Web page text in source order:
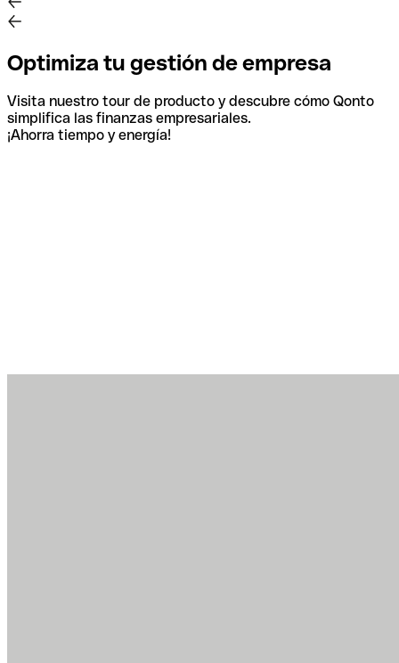
Optimiza tu gestión de empresa
Visita nuestro tour de producto y descubre cómo Qonto
simplifica las finanzas empresariales.
¡Ahorra tiempo y energía!